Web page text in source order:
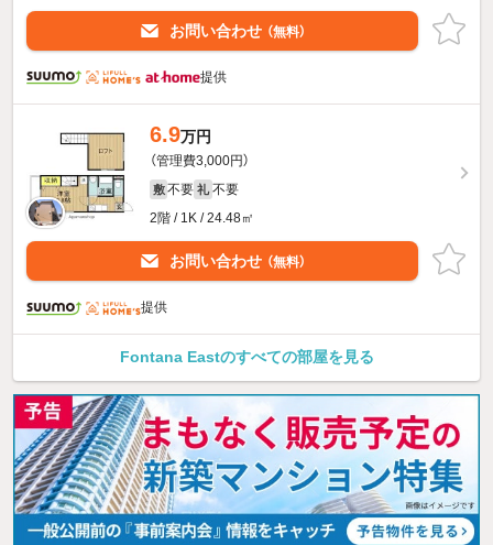
お問い合わせ （無料）
提供
6.9万円
（管理費3,000円）
敷 不要 礼 不要
2階 / 1K / 24.48㎡
お問い合わせ （無料）
提供
Fontana Eastのすべての部屋を見る